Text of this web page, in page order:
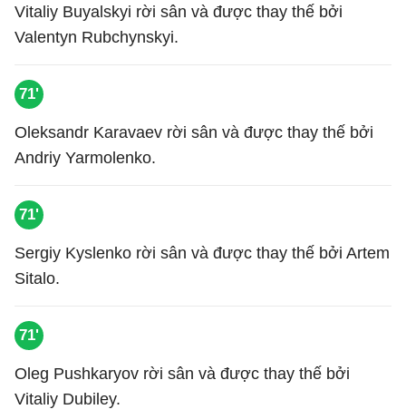
Vitaliy Buyalskyi rời sân và được thay thế bởi
Valentyn Rubchynskyi.
71'
Oleksandr Karavaev rời sân và được thay thế bởi
Andriy Yarmolenko.
71'
Sergiy Kyslenko rời sân và được thay thế bởi Artem
Sitalo.
71'
Oleg Pushkaryov rời sân và được thay thế bởi
Vitaliy Dubiley.